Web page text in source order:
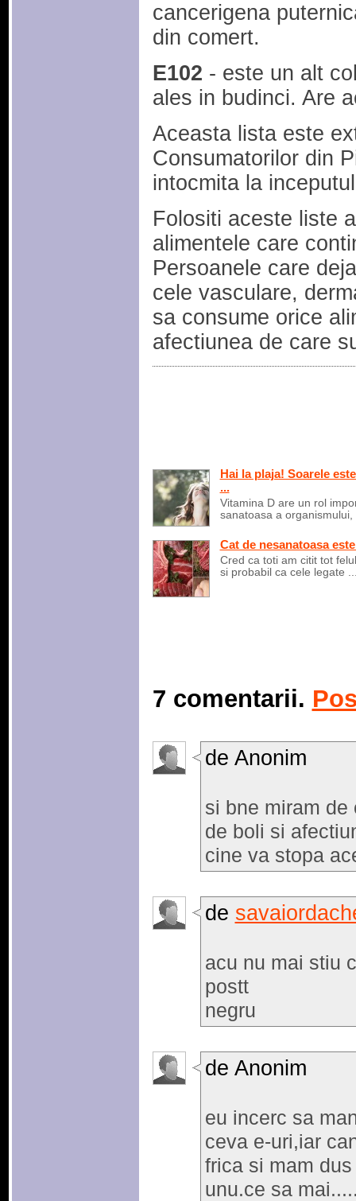
cancerigena
din comert.
E102 - este un alt
ales in budinci. Are
Aceasta lista este
Consumatorilor din
intocmita la
Folositi aceste liste
alimentele care
Persoanele care
cele vasculare,
sa consume orice
afectiunea de care
Hai la plaja! Soarele
...
Vitamina D are un rol
sanatoasa a
Cat de nesanatoasa
Cred ca toti am citit tot
si probabil ca cele legate
7 comentarii.
de Anonim
si bne miram
de boli si
cine va stopa
de
acu nu mai stiu
postt
negru
de Anonim
eu incerc sa
ceva e-uri,iar
frica si mam
unu.ce sa